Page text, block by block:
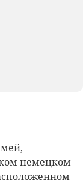
немецком